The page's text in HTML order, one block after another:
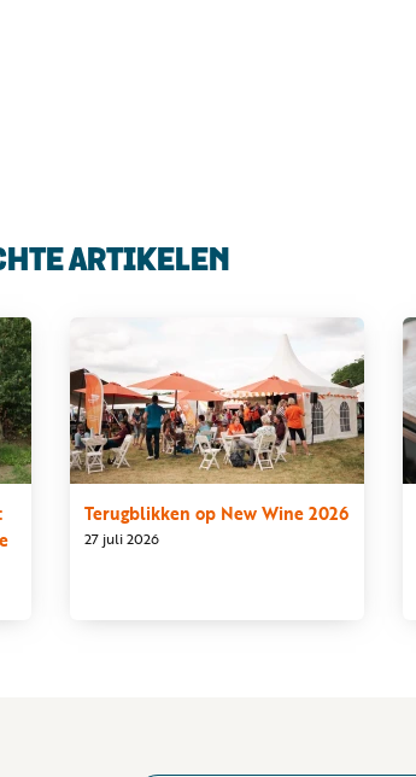
ARTIKELEN
27 juli 2026
Terugblikken op New Wine 2026